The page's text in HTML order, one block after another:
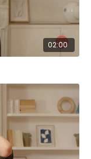
02:00